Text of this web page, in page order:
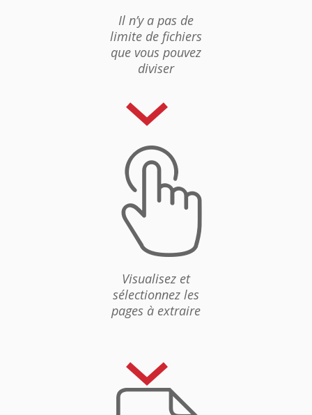
Il n’y a pas de
limite de fichiers
que vous pouvez
diviser
i
Visualisez et
sélectionnez les
pages à extraire